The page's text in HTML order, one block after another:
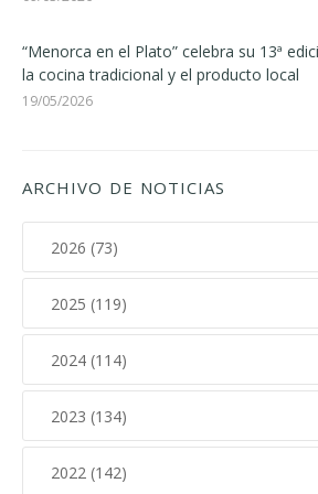
“Menorca en el Plato” celebra su 13ª
la cocina tradicional y el producto local
19/05/2026
ARCHIVO DE NOTICIAS
2026 (73)
Agosto (2)
Julio (11)
Junio (7)
Mayo (9)
Abril (13)
2025 (119)
Diciembre (12)
Noviembre (17)
Octubre (15)
2024 (114)
Diciembre (10)
Noviembre (14)
2023 (134)
Diciembre (11)
2022 (142)